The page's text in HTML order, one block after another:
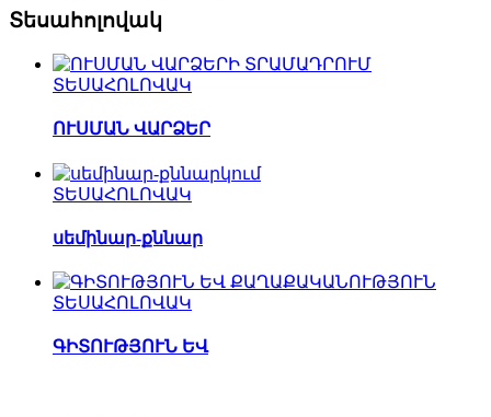
Տեսահոլովակ
ՏԵՍԱՀՈԼՈՎԱԿ
ՈՒՍՄԱՆ ՎԱՐՁԵՐ
ՏԵՍԱՀՈԼՈՎԱԿ
սեմինար-քննար
ՏԵՍԱՀՈԼՈՎԱԿ
ԳԻՏՈՒԹՅՈՒՆ ԵՎ